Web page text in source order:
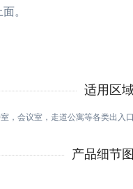
。
适用区
，会议室，走道公寓等各类出入口
产品细节